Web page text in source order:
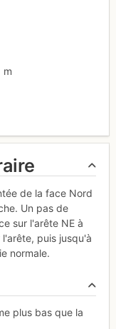
m
de la face Nord
Un pas de
sur l'arête NE à
puis jusqu'à
normale.
plus bas que la